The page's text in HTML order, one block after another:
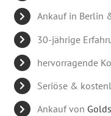
Ankauf in Berlin
30-jährige
hervorragende
Seriöse &
Ankauf von